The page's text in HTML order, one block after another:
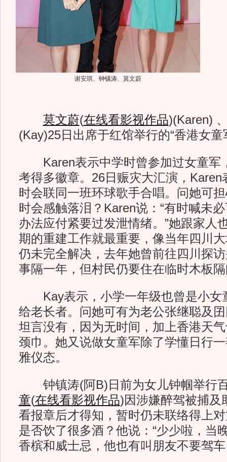
谢安琪、 钟镇涛、莫文蔚
莫文蔚(在线看影视作品)(Karen)
(Kay)25日出席于红馆举行的“香港女童
Karen表示中学时曾参加过女童军
考得多徽章。26日赈灾大汇演，Karen
时会联同一班环球歌手合唱。问她可
时会感触落泪？Karen说：“有时喊未
办法应付紧要过发泄情绪。”她跟家人
期的重建工作就最重要，像当年四川
仍未完全解决，去年她曾前往四川探
事隔一年，但村民仍要住在临时木板
Kay表示，小学一年级也曾是小女
给老长者。问她可有为老公张继聪及
坦言没有，因为无时间，加上香港天
颈巾。她又说做女童军除了学懂日行
雅仪态。
钟镇涛(阿B)日前为女儿钟帼举行
童(在线看影视作品)因涉嫌醉驾被捕及
看报章后才得知，暂时仍未联络得上
是否饮了很多酒？他说：“少少啦，当
香槟和威士忌，他也有叫朋友不要驾